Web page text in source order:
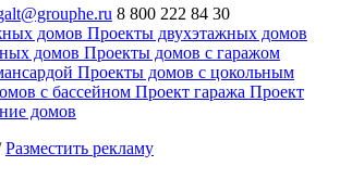
8 800 222 84 30
домов Проекты двухэтажных домов
домов Проекты домов с гаражом
Проекты домов с цокольным
с бассейном Проект гаража Проект
домов
Разместить рекламу